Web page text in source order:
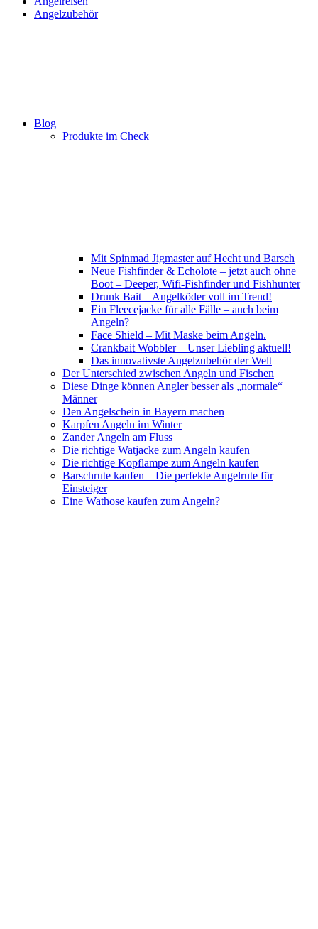
Angelzubehör
Blog
Produkte im Check
Mit Spinmad Jigmaster auf Hecht und Barsch
Neue Fishfinder & Echolote – jetzt auch ohne
Boot – Deeper, Wifi-Fishfinder und Fishhunter
Drunk Bait – Angelköder voll im Trend!
Ein Fleecejacke für alle Fälle – auch beim
Angeln?
Face Shield – Mit Maske beim Angeln.
Crankbait Wobbler – Unser Liebling aktuell!
Das innovativste Angelzubehör der Welt
Der Unterschied zwischen Angeln und Fischen
Diese Dinge können Angler besser als „normale“
Männer
Den Angelschein in Bayern machen
Karpfen Angeln im Winter
Zander Angeln am Fluss
Die richtige Watjacke zum Angeln kaufen
Die richtige Kopflampe zum Angeln kaufen
Barschrute kaufen – Die perfekte Angelrute für
Einsteiger
Eine Wathose kaufen zum Angeln?